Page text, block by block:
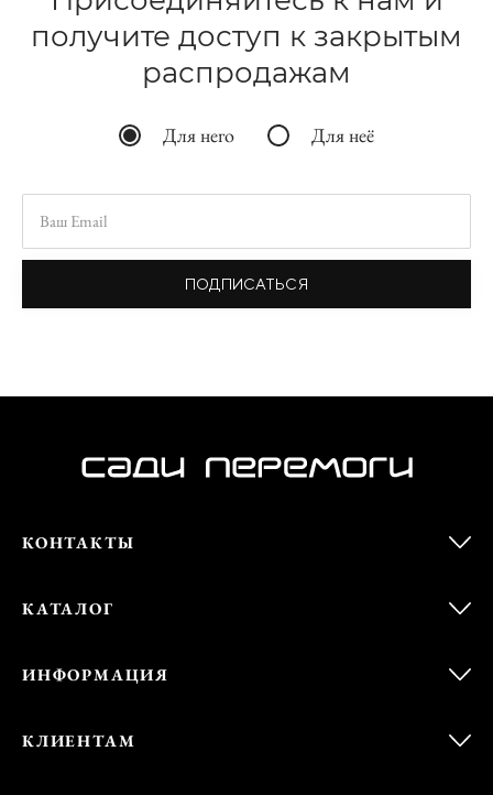
получите доступ к закрытым
распродажам
Для него Для неё
ПОДПИСАТЬСЯ
КОНТАКТЫ
КАТАЛОГ
ИНФОРМАЦИЯ
КЛИЕНТАМ